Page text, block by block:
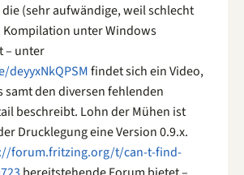
(sehr aufwändige, weil schlecht
unter Windows
– unter
findet sich ein Video,
samt den diversen fehlenden
beschreibt. Lohn der Mühen ist
Drucklegung eine Version 0.9.x.
forum.fritzing.org/t/can-t-find-